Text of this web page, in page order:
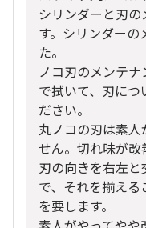
シリンダーと刃
す。シリンダー
た。
ノコ刃のメンテ
で拭いて、刃につ
ださい。
丸ノコの刃は素
せん。切れ味が改
刃の向きを右左
で、それを揃え
を要します。